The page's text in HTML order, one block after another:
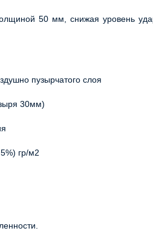
50 мм, снижая уровень
пузырчатого слоя
30мм)
гр/м2